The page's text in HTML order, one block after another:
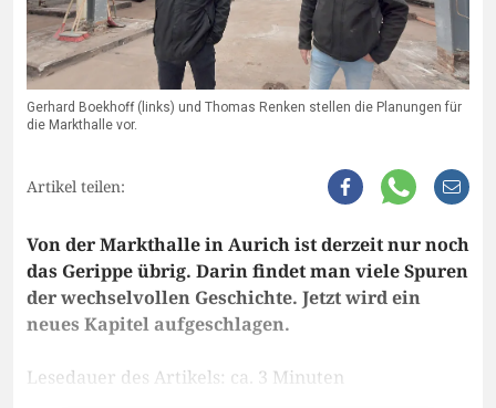
Gerhard Boekhoff (links) und Thomas Renken stellen die Planungen für
die Markthalle vor.
Artikel teilen:
Von der Markthalle in Aurich ist derzeit nur noch
das Gerippe übrig. Darin findet man viele Spuren
der wechselvollen Geschichte. Jetzt wird ein
neues Kapitel aufgeschlagen.
Lesedauer des Artikels: ca. 3 Minuten